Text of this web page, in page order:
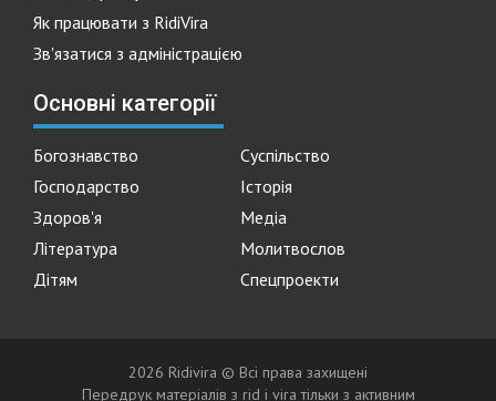
Як працювати з RidiVira
Зв'язатися з адміністрацією
Основні категорії
Богознавство
Суспільство
Господарство
Історія
Здоров'я
Медіа
Література
Молитвослов
Дітям
Спецпроекти
2026 Ridivira © Всі права захищені
Передрук матеріалів з rid i vira тільки з активним